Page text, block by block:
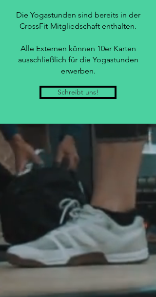
Die Yogastunden sind bereits in der
CrossFit-Mitgliedschaft enthalten.
Alle Externen können 10er Karten
ausschließlich für die Yogastunden
erwerben.
Schreibt uns!